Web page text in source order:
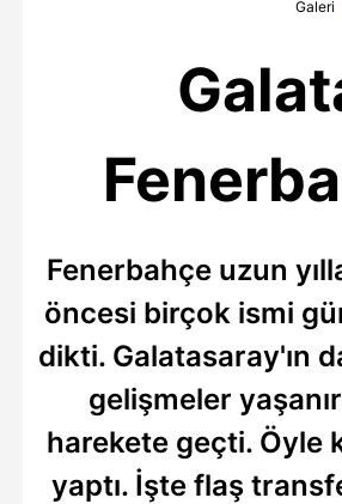
Galeri
Fenerbahçe uzun
öncesi birçok ismi
dikti. Galatasaray'ın
gelişmeler
harekete geçti. Öyle
yaptı. İşte flaş